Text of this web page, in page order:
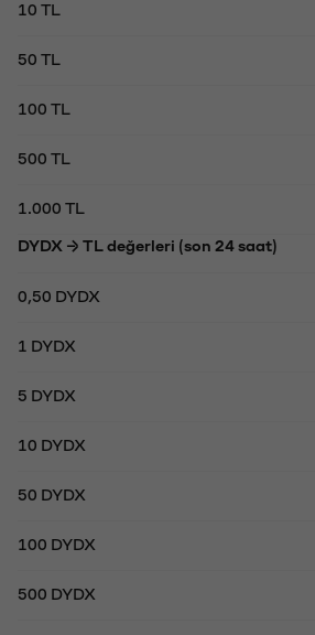
10 TL
50 TL
100 TL
500 TL
1.000 TL
DYDX → TL değerleri (son 24 saat)
0,50 DYDX
1 DYDX
5 DYDX
10 DYDX
50 DYDX
100 DYDX
500 DYDX